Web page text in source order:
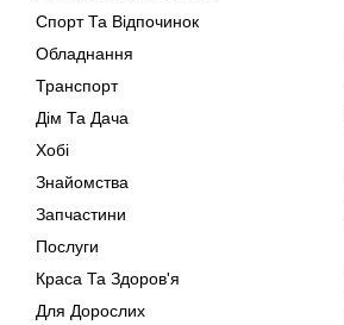
Спорт Та Відпочинок
Обладнання
Транспорт
Дім Та Дача
Хобі
Знайомства
Запчастини
Послуги
Краса Та Здоров'я
Для Дорослих